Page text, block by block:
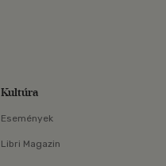
Kultúra
Események
Libri Magazin